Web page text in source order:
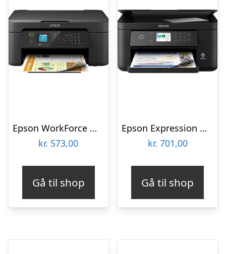
Epson WorkForce WF-2910DWF All in One Printer Multifunktion – Farve – Blæk
kr. 573,00
Gå til shop
Epson Expression Home XP-5200 All in One Multifunktion – Farve – Blæk
kr. 701,00
Gå til shop